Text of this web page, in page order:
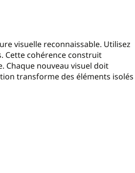
visuelle reconnaissable. Utilisez
Cette cohérence construit
Chaque nouveau visuel doit
transforme des éléments isolés